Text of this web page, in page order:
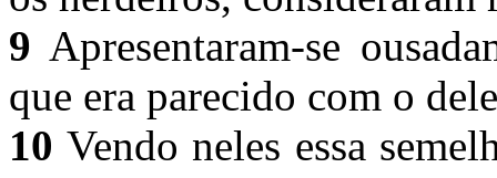
9 Apresentaram-se
que era parecido com o
10 Vendo neles essa